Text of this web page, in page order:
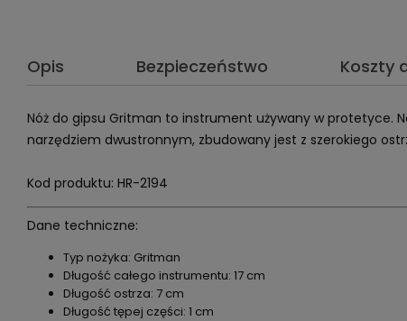
Opis Bezpieczeństwo Koszty
Nóż do gipsu Gritman to instrument używany w protetyce.
narzędziem dwustronnym, zbudowany jest z szerokiego
Kod produktu: HR-2194
Dane techniczne:
Typ nożyka: Gritman
Długość całego instrumentu: 17 cm
Długość ostrza: 7 cm
Długość tępej części: 1 cm